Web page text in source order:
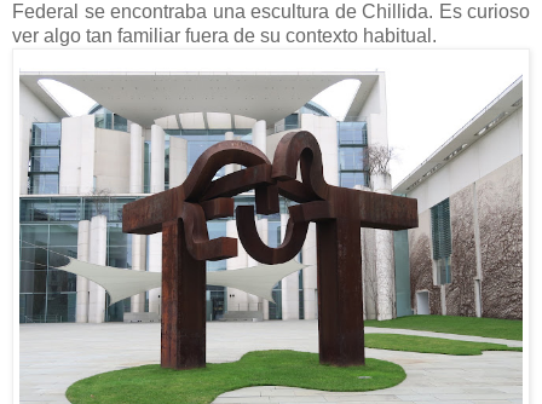
Federal se encontraba una escultura de Chillida. Es curioso
ver algo tan familiar fuera de su contexto habitual.